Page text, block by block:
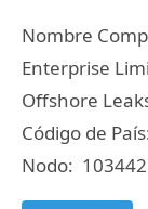
Nombre
Enterprise
Offshore
Código de
Nodo: